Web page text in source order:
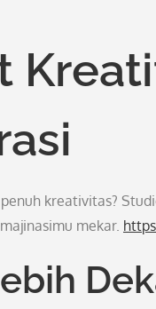
kreativitas?
mekar.